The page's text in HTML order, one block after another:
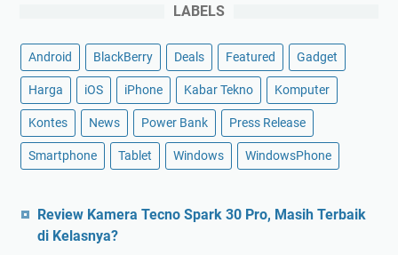
LABELS
Android BlackBerry Deals Featured Gadget
Harga iOS iPhone Kabar Tekno Komputer
Kontes News Power Bank Press Release
Smartphone Tablet Windows WindowsPhone
Review Kamera Tecno Spark 30 Pro, Masih Terbaik
di Kelasnya?